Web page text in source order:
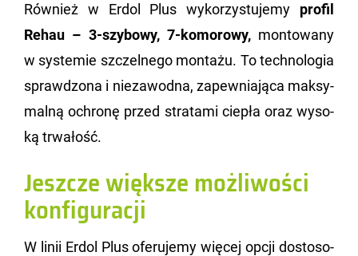
Rów­nież w Erdol Plus wy­ko­rzy­stu­je­my pro­fil
Rehau – 3-szy­bo­wy, 7-ko­mo­ro­wy,mon­to­wa­ny
w sys­te­mie szczel­ne­go mon­ta­żu. To tech­no­lo­gia
spraw­dzo­na i nie­za­wod­na, za­pew­nia­ją­ca mak­sy­
mal­ną ochro­nę przed stra­ta­mi cie­pła oraz wy­so­
ką trwa­łość.
Jeszcze większe możliwości
konfiguracji
W linii Erdol Plus ofe­ru­je­my wię­cej opcji do­sto­so­